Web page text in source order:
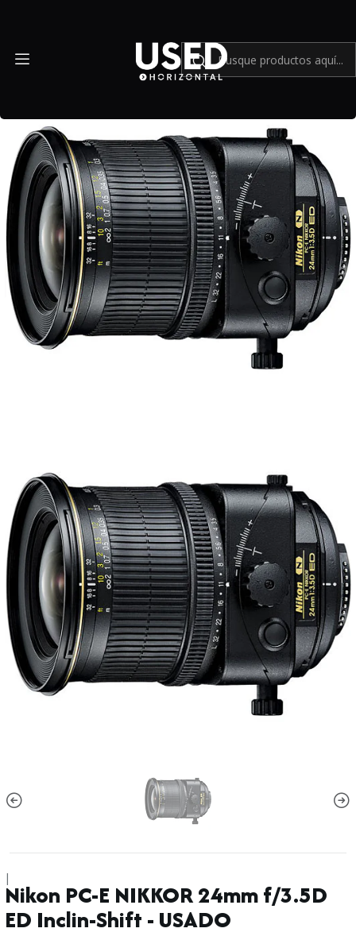
|
Nikon PC-E NIKKOR 24mm f/3.5D
ED Inclin-Shift - USADO